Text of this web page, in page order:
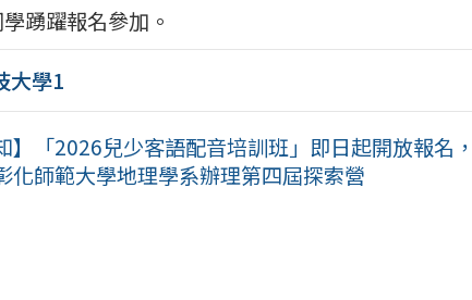
踴躍報名參加。
大學1
】「2026兒少客語配音培訓班」即日起開放報名
化師範大學地理學系辦理第四屆探索營